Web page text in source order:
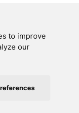
to improve
our